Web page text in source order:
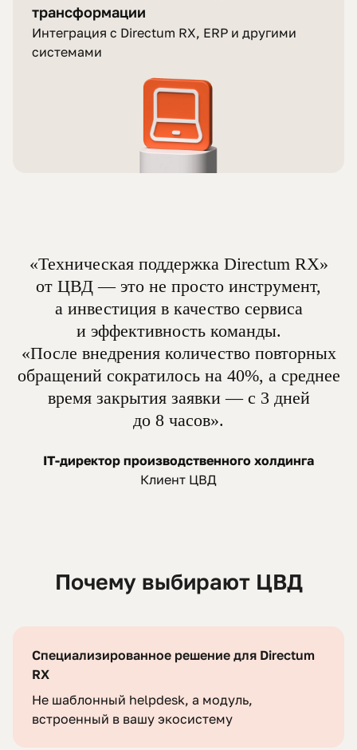
трансформации
Интеграция с Directum RX, ERP и другими
системами
«Техническая поддержка Directum RX»
от ЦВД — это не просто инструмент,
а инвестиция в качество сервиса
и эффективность команды.
«После внедрения количество повторных
обращений сократилось на 40%, а среднее
время закрытия заявки — с 3 дней
до 8 часов».
IT-директор производственного холдинга
Клиент ЦВД
Почему выбирают ЦВД
Специализированное решение для Directum
RX
Не шаблонный helpdesk, а модуль,
встроенный в вашу экосистему